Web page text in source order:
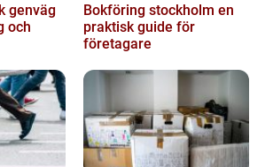
och
Bokföring stockholm en
praktisk guide för
företagare